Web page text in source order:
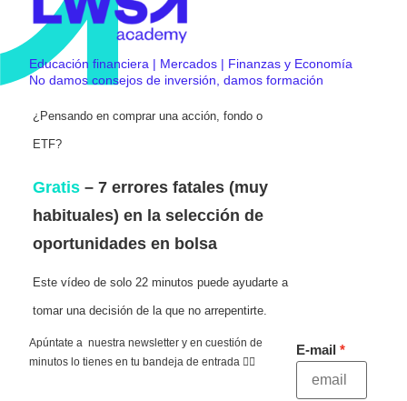
Educación financiera | Mercados | Finanzas y Economía
No damos consejos de inversión, damos formación
¿Pensando en comprar una acción, fondo o
ETF?
Gratis – 7 errores fatales (muy
habituales) en la selección de
oportunidades en bolsa
Este vídeo de solo 22 minutos puede ayudarte a
tomar una decisión de la que no arrepentirte.
Apúntate a nuestra newsletter y en cuestión de
minutos lo tienes en tu bandeja de entrada 👇🏻
E-mail